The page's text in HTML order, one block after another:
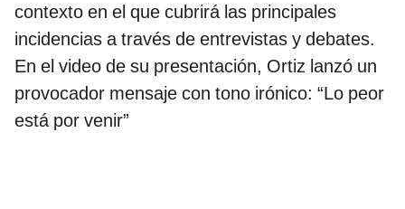
contexto en el que cubrirá las principales
incidencias a través de entrevistas y debates.
En el video de su presentación, Ortiz lanzó un
provocador mensaje con tono irónico: “Lo peor
está por venir”